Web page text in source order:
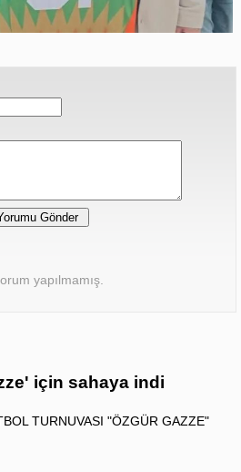
yapılmamış.
için sahaya indi
TURNUVASI "ÖZGÜR GAZZE"